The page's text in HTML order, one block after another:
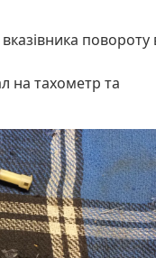
повороту
на тахометр та